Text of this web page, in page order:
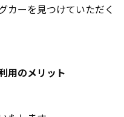
カーを見つけていただく
用のメリット